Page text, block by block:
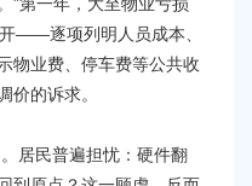
——逐项列明人员成本、
物业费、停车费等公共收
价的诉求。
居民普遍担忧：硬件翻